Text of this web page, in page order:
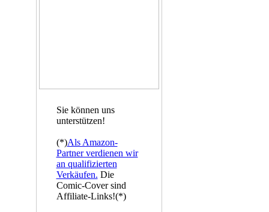
Sie können uns
unterstützen!
(*)Als Amazon-
Partner verdienen wir
an qualifizierten
Verkäufen. Die
Comic-Cover sind
Affiliate-Links!(*)